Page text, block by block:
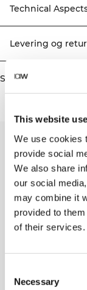
This website
We use cookies
provide social
We also share
our social
may combine it
provided to
of their services.
Selection
Necessary
bh'er og toppe i flere
af træningstøj til
med den nyeste
SWEATTECH™. Høj
Technical
Levering og
Similar products